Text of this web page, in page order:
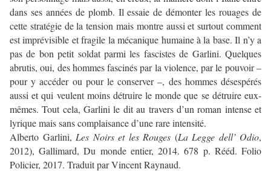
dans ses années de plomb. Il essaie de démonter les rouages de
cette stratégie de la tension mais montre aussi et surtout comment
est imprévisible et fragile la mécanique humaine à la base. Il n’y a
pas de bon petit soldat parmi les fascistes de Garlini. Quelques
abrutis, oui, des hommes fascinés par la violence, par le pouvoir –
pour y accéder ou pour le conserver –, des hommes désespérés
aussi et qui veulent moins détruire le monde que se détruire eux-
mêmes. Tout cela, Garlini le dit au travers d’un roman intense et
lyrique mais sans complaisance d’une rare intensité.
Alberto Garlini, Les Noirs et les Rouges (La Legge dell’ Odio,
2012), Gallimard, Du monde entier, 2014. 678 p. Rééd. Folio
Policier, 2017. Traduit par Vincent Raynaud.